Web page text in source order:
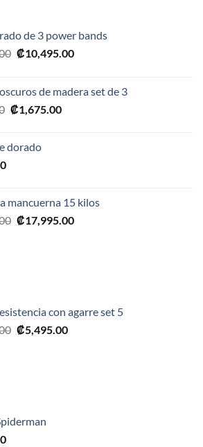
de 3 power bands
El
era:
₡20,990.00.
₡10,495.00El
es:
de madera set de 3
El
era:
₡1,675.00El
dorado
mancuerna 15 kilos
El
₡17,995.00El
con agarre set 5
El
₡5,495.00El